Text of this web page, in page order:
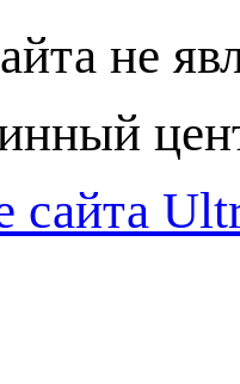
не
сайта